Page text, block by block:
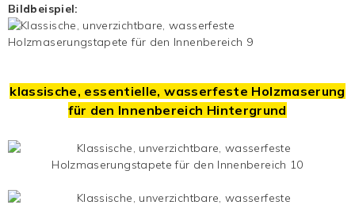
Bildbeispiel:
klassische, essentielle, wasserfeste Holzmaserung
für den Innenbereich Hintergrund